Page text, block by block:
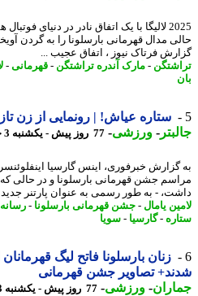
2025 لالیگا با یک اتفاق نادر در دنیای فوتبال
مدال قهرمانی بارسلونا را به گردن آویخت
فرتاک نیوز ، اتفاق عجیب ...
-مارک آندره تراشتگن-قهرمانی-لالیگا
ستاره عیاش! | رونمایی از زن تازه
-ورزشی-77 روز پیش - یکشنبه 3 خرداد 1405، 10:27
جشن قهرمانی بارسلونا و در حالی که
- به طور رسمی به عنوان پارتنر جدید
یامال-جشن قهرمانی بارسلونا-رسانه
-گارسیا-سویا
زنان بارسلونا فاتح لیگ قهرمانان
تصاویر جشن قهرمانی
- ورزشی-
77 روز پیش -